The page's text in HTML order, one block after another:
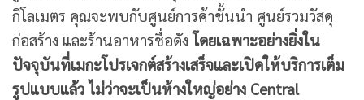
กิโลเมตร คุณจะพบกับศูนย์การค้าชั้นนำ ศูนย์รวมวัสดุ
ก่อสร้าง และร้านอาหารชื่อดังโดยเฉพาะอย่างยิ่งใน
ปัจจุบันที่เมกะโปรเจกต์สร้างเสร็จและเปิดให้บริการเต็ม
รูปแบบแล้ว ไม่ว่าจะเป็นห้างใหญ่อย่าง Central